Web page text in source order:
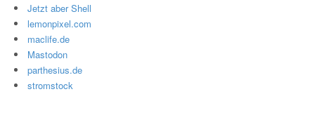
Jetzt aber Shell
lemonpixel.com
maclife.de
Mastodon
parthesius.de
stromstock